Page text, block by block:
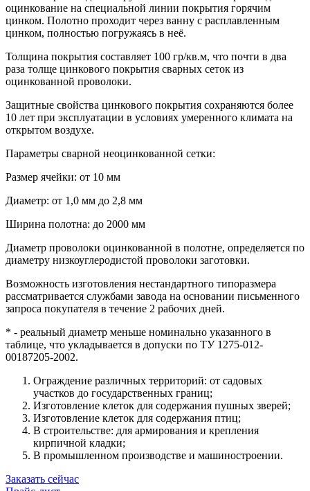
оцинкование на специальной линии покрытия горячим
цинком. Полотно проходит через ванну с расплавленным
цинком, полностью погружаясь в неё.
Толщина покрытия составляет 100 гр/кв.м, что почти в два
раза толще цинкового покрытия сварных сеток из
оцинкованной проволоки.
Защитные свойства цинкового покрытия сохраняются более
10 лет при эксплуатации в условиях умеренного климата на
открытом воздухе.
Параметры сварной неоцинкованной сетки:
Размер ячейки: от 10 мм
Диаметр: от 1,0 мм до 2,8 мм
Ширина полотна: до 2000 мм
Диаметр проволоки оцинкованной в полотне, определяется по
диаметру низкоуглеродистой проволоки заготовки.
Возможность изготовления нестандартного типоразмера
рассматривается службами завода на основании письменного
запроса покупателя в течение 2 рабочих дней.
* - реальный диаметр меньше номинально указанного в
таблице, что укладывается в допуски по ТУ 1275-012-
00187205-2002.
Ограждение различных территорий: от садовых
участков до государственных границ;
Изготовление клеток для содержания пушных зверей;
Изготовление клеток для содержания птиц;
В строительстве: для армирования и крепления
кирпичной кладки;
В промышленном производстве и машиностроении.
Заказать сейчас